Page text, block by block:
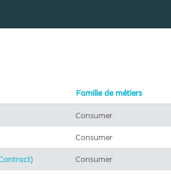
Famille de métiers
Consumer
Consumer
Consumer